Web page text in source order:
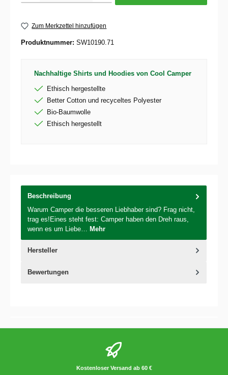
Zum Merkzettel hinzufügen
Produktnummer: SW10190.71
Nachhaltige Shirts und Hoodies von Cool Camper
Ethisch hergestellte
Better Cotton und recyceltes Polyester
Bio-Baumwolle
Ethisch hergestellt
Beschreibung
Warum Camper die besseren Liebhaber sind? Frag nicht,
trag es!Eines steht fest: Camper haben den Dreh raus,
wenn es um Liebe… Mehr
Hersteller
Bewertungen
Kostenloser Versand ab 60 €